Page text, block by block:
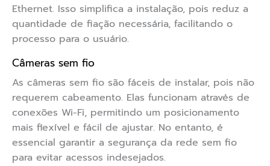
Ethernet. Isso simplifica a instalação, pois reduz a
quantidade de fiação necessária, facilitando o
processo para o usuário.
Câmeras sem fio
As câmeras sem fio são fáceis de instalar, pois não
requerem cabeamento. Elas funcionam através de
conexões Wi-Fi, permitindo um posicionamento
mais flexível e fácil de ajustar. No entanto, é
essencial garantir a segurança da rede sem fio
para evitar acessos indesejados.